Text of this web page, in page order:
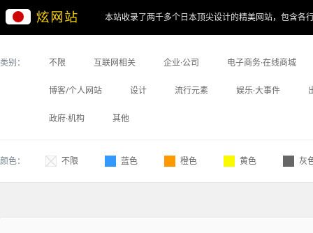
本站收录了两千多个日本顶尖设计的精美网站，包含各
类别： 不限 互联网相关 企业·公司 电子商务·在线商城
博客/个人网站 设计 流行元素 娱乐·大事件
政府·机构 其他
颜色： 不限 蓝色 橙色 黄色 灰